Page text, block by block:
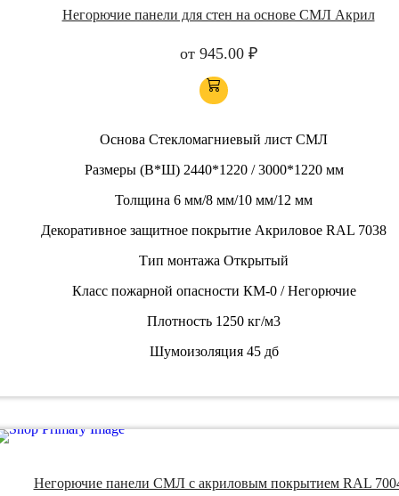
Негорючие панели для стен на основе СМЛ Акрил
от 945.00 ₽
Основа Стекломагниевый лист СМЛ
Размеры (В*Ш)2440*1220 / 3000*1220 мм
Толщина 6 мм/8 мм/10 мм/12 мм
Декоративное защитное покрытие Акриловое RAL 7038
Тип монтажа Открытый
Класс пожарной опасности КМ-0 / Негорючие
Плотность 1250 кг/м3
Шумоизоляция45 дб
Негорючие панели СМЛ с акриловым покрытием RAL